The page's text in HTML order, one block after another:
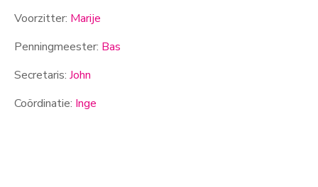
Voorzitter: Marije
Penningmeester: Bas
Secretaris: John
Coördinatie: Inge